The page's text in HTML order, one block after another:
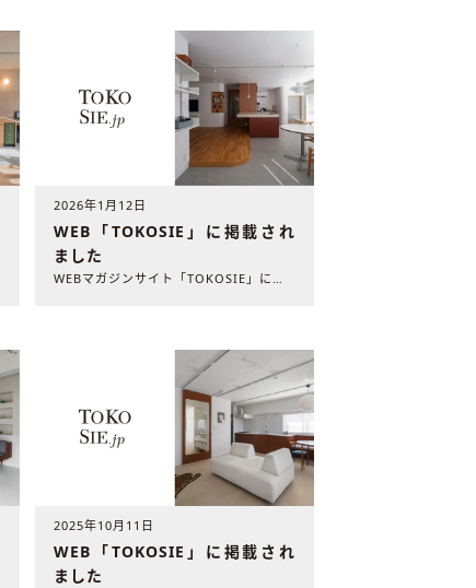
2026年1月12日
WEB「TOKOSIE」に掲載され
ました
WEBマガジンサイト「TOKOSIE」に弊社の施工事例が掲載..
2025年10月11日
WEB「TOKOSIE」に掲載され
ました